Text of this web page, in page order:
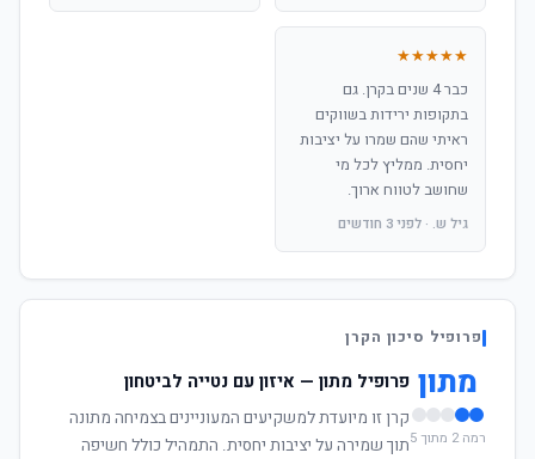
★★★★★
כבר 4 שנים בקרן. גם
בתקופות ירידות בשווקים
ראיתי שהם שמרו על יציבות
יחסית. ממליץ לכל מי
שחושב לטווח ארוך.
גיל ש. · לפני 3 חודשים
פרופיל סיכון הקרן
מתון
רמה 2 מתוך 5
פרופיל מתון — איזון עם נטייה לביטחון
קרן זו מיועדת למשקיעים המעוניינים בצמיחה מתונה
תוך שמירה על יציבות יחסית. התמהיל כולל חשיפה